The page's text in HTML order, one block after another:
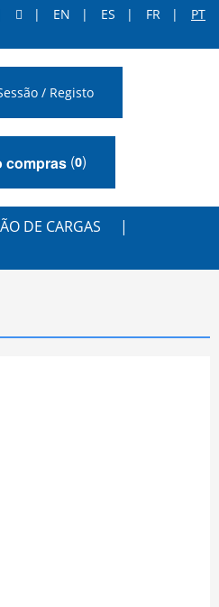
EN ES FR PT
/ Registo
compras(0)
DE CARGAS